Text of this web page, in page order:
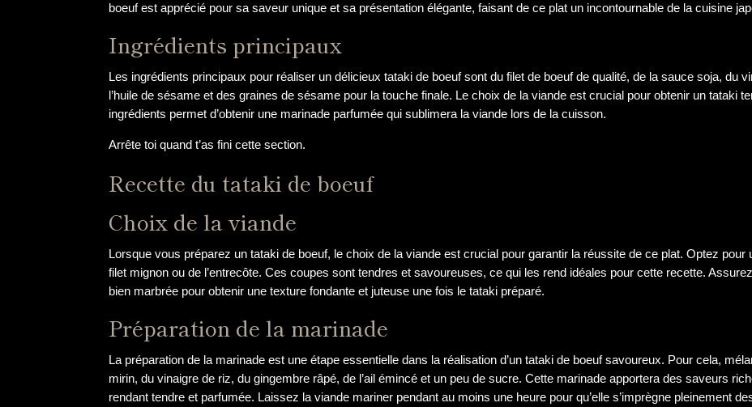
boeuf est apprécié pour sa saveur unique et sa présentation élégante, faisant de ce plat un incontournable de la cuisine
Ingrédients principaux
Les ingrédients principaux pour réaliser un délicieux tataki de boeuf sont du filet de boeuf de qualité, de la sauce soja, du
l’huile de sésame et des graines de sésame pour la touche finale. Le choix de la viande est crucial pour obtenir un tataki
ingrédients permet d’obtenir une marinade parfumée qui sublimera la viande lors de la cuisson.
Arrête toi quand t’as fini cette section.
Recette du tataki de boeuf
Choix de la viande
Lorsque vous préparez un tataki de boeuf, le choix de la viande est crucial pour garantir la réussite de ce plat. Optez pour
filet mignon ou de l’entrecôte. Ces coupes sont tendres et savoureuses, ce qui les rend idéales pour cette recette.
bien marbrée pour obtenir une texture fondante et juteuse une fois le tataki préparé.
Préparation de la marinade
La préparation de la marinade est une étape essentielle dans la réalisation d’un tataki de boeuf savoureux. Pour cela,
mirin, du vinaigre de riz, du gingembre râpé, de l’ail émincé et un peu de sucre. Cette marinade apportera des saveurs
rendant tendre et parfumée. Laissez la viande mariner pendant au moins une heure pour qu’elle s’imprègne pleinement